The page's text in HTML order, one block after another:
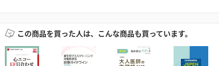
この商品を買った人は、こんな商品も買っています。